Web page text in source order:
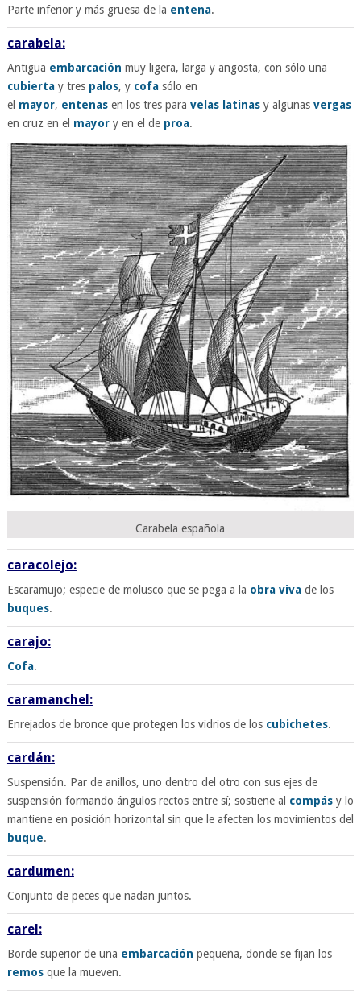
Parte inferior y más gruesa de la entena.
carabela:
Antigua embarcación muy ligera, larga y angosta, con sólo una
cubiertay tres palos, y cofasólo en
el mayor, entenasen los tres para velas latinasy algunas vergas
en cruz en el mayory en el de proa.
Carabela española
caracolejo:
Escaramujo; especie de molusco que se pega a la obra vivade los
buques.
carajo:
Cofa.
caramanchel:
Enrejados de bronce que protegen los vidrios de los cubichetes.
cardán:
Suspensión. Par de anillos, uno dentro del otro con sus ejes de
suspensión formando ángulos rectos entre sí; sostiene al compásy lo
mantiene en posición horizontal sin que le afecten los movimientos del
buque.
cardumen:
Conjunto de peces que nadan juntos.
carel:
Borde superior de una embarcación pequeña, donde se fijan los
remosque la mueven.